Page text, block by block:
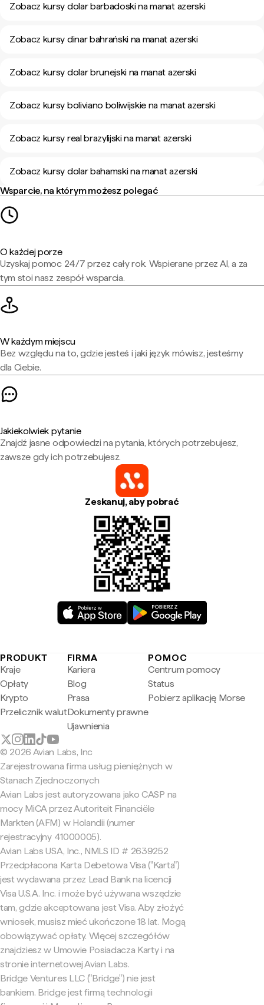
Zobacz kursy dolar barbadoski na manat azerski
Zobacz kursy dinar bahrański na manat azerski
Zobacz kursy dolar brunejski na manat azerski
Zobacz kursy boliviano boliwijskie na manat azerski
Zobacz kursy real brazylijski na manat azerski
Zobacz kursy dolar bahamski na manat azerski
Wsparcie, na którym możesz polegać
O każdej porze
Uzyskaj pomoc 24/7 przez cały rok. Wspierane przez AI, a za
tym stoi nasz zespół wsparcia.
W każdym miejscu
Bez względu na to, gdzie jesteś i jaki język mówisz, jesteśmy
dla Ciebie.
Jakiekolwiek pytanie
Znajdź jasne odpowiedzi na pytania, których potrzebujesz,
zawsze gdy ich potrzebujesz.
Zeskanuj, aby pobrać
PRODUKT
Kraje
Opłaty
Krypto
Przelicznik walut
FIRMA
Kariera
Blog
Prasa
Dokumenty prawne
Ujawnienia
POMOC
Centrum pomocy
Status
Pobierz aplikację Morse
© 2026 Avian Labs, Inc
Zarejestrowana firma usług pieniężnych w
Stanach Zjednoczonych
Avian Labs jest autoryzowana jako CASP na
mocy MiCA przez Autoriteit Financiële
Markten (AFM) w Holandii (numer
rejestracyjny 41000005).
Avian Labs USA, Inc., NMLS ID # 2639252
Przedpłacona Karta Debetowa Visa ("Karta")
jest wydawana przez Lead Bank na licencji
Visa U.S.A. Inc. i może być używana wszędzie
tam, gdzie akceptowana jest Visa. Aby złożyć
wniosek, musisz mieć ukończone 18 lat. Mogą
obowiązywać opłaty. Więcej szczegółów
znajdziesz w Umowie Posiadacza Karty i na
stronie internetowej Avian Labs.
Bridge Ventures LLC ("Bridge") nie jest
bankiem. Bridge jest firmą technologii